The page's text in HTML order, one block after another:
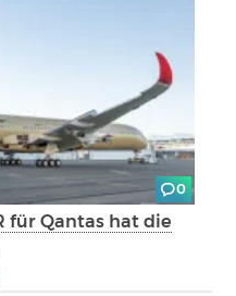
0
für Qantas hat die